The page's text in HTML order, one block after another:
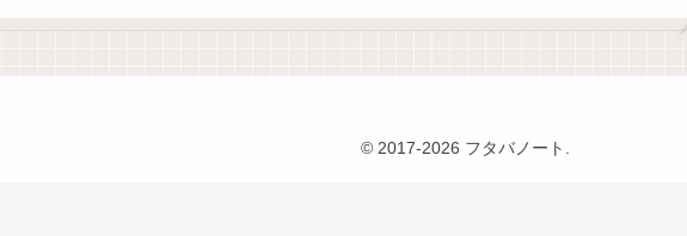
© 2017-2026 フタバノート.